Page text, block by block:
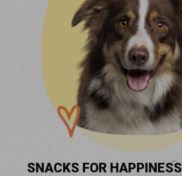
SNACKS FOR HAPPINESS